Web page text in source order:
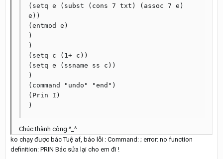
(setq e (subst (cons 7 txt) (assoc 7 e)
e))
(entmod e)
)
)
(setq c (1+ c))
(setq e (ssname ss c))
)
(command "undo" "end")
(Prin I)
Chúc thành công ^_^
ko chạy được bác Tuệ af, báo lỗi : Command: ; error: no function
definition: PRIN Bác sửa lại cho em đi !